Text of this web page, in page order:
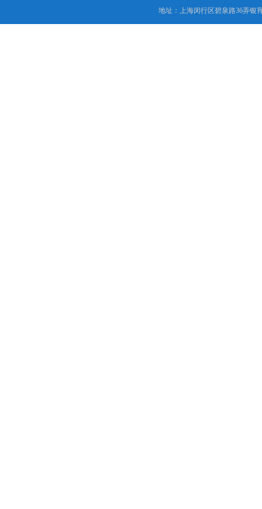
地址：上海闵行区碧泉路36弄银